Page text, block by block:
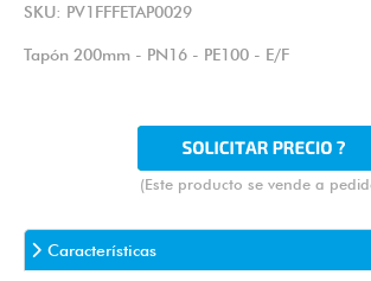
SKU: PV1FFFETAP0029
Tapón 200mm - PN16 - PE100 - E/F
(Este producto se vende a
Características